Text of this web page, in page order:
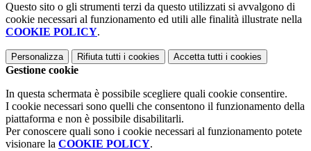
Questo sito o gli strumenti terzi da questo utilizzati si avvalgono di
cookie necessari al funzionamento ed utili alle finalità illustrate nella
COOKIE POLICY.
Personalizza Rifiuta tutti i cookies Accetta tutti i cookies
Gestione cookie
In questa schermata è possibile scegliere quali cookie consentire.
I cookie necessari sono quelli che consentono il funzionamento della
piattaforma e non è possibile disabilitarli.
Per conoscere quali sono i cookie necessari al funzionamento potete
visionare la COOKIE POLICY.